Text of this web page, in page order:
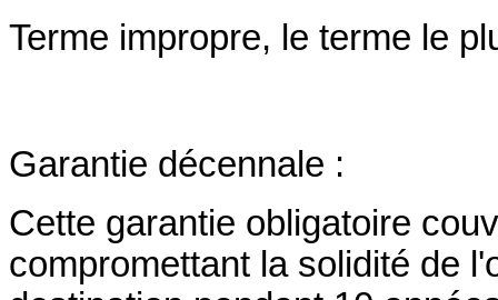
Terme impropre, le terme le
Garantie décennale :
Cette garantie obligatoire
compromettant la solidité de